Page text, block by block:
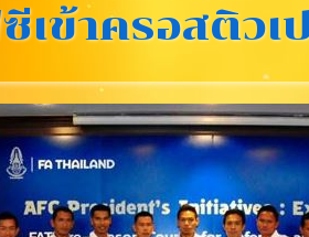
เข้าครอสติวเ